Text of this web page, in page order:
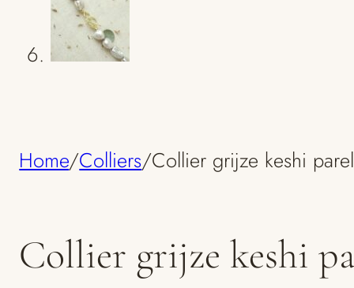
Home/Colliers/Collier grijze keshi
Collier grijze keshi